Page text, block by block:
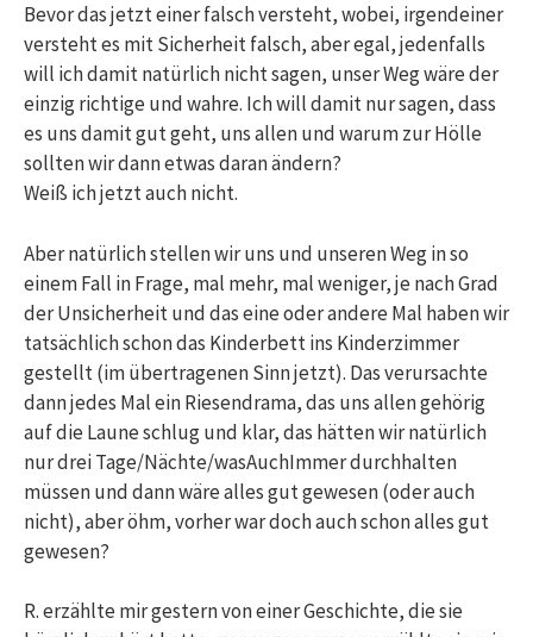
Bevor das jetzt einer falsch versteht, wobei, irgendeiner
versteht es mit Sicherheit falsch, aber egal, jedenfalls
will ich damit natürlich nicht sagen, unser Weg wäre der
einzig richtige und wahre. Ich will damit nur sagen, dass
es uns damit gut geht, uns allen und warum zur Hölle
sollten wir dann etwas daran ändern?
Weiß ich jetzt auch nicht.
Aber natürlich stellen wir uns und unseren Weg in so
einem Fall in Frage, mal mehr, mal weniger, je nach Grad
der Unsicherheit und das eine oder andere Mal haben wir
tatsächlich schon das Kinderbett ins Kinderzimmer
gestellt (im übertragenen Sinn jetzt). Das verursachte
dann jedes Mal ein Riesendrama, das uns allen gehörig
auf die Laune schlug und klar, das hätten wir natürlich
nur drei Tage/Nächte/wasAuchImmer durchhalten
müssen und dann wäre alles gut gewesen (oder auch
nicht), aber öhm, vorher war doch auch schon alles gut
gewesen?
R. erzählte mir gestern von einer Geschichte, die sie